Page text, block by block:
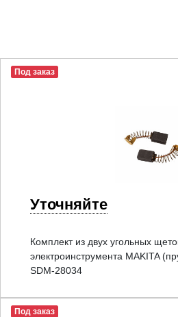
Под заказ
Уточняйте
Комплект из двух угольных
электроинструмента MAKITA
SDM-28034
Под заказ